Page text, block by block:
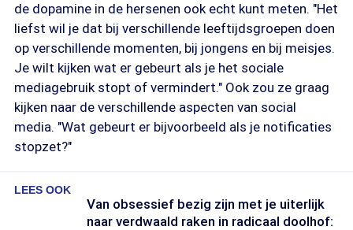
de dopamine in de hersenen ook echt kunt meten. "Het
liefst wil je dat bij verschillende leeftijdsgroepen doen
op verschillende momenten, bij jongens en bij meisjes.
Je wilt kijken wat er gebeurt als je het sociale
mediagebruik stopt of vermindert." Ook zou ze graag
kijken naar de verschillende aspecten van social
media. "Wat gebeurt er bijvoorbeeld als je notificaties
stopzet?"
LEES OOK
Van obsessief bezig zijn met je uiterlijk
naar verdwaald raken in radicaal doolhof: